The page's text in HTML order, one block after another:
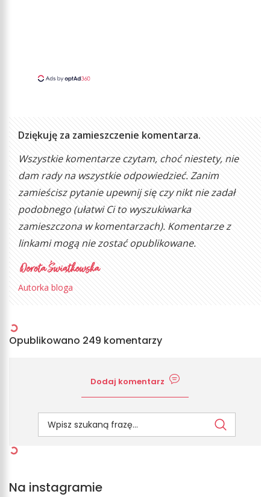
Dziękuję za zamieszczenie komentarza.
Wszystkie komentarze czytam, choć niestety, nie
dam rady na wszystkie odpowiedzieć. Zanim
zamieścisz pytanie upewnij się czy nikt nie zadał
podobnego (ułatwi Ci to wyszukiwarka
zamieszczona w komentarzach). Komentarze z
linkami mogą nie zostać opublikowane.
Autorka bloga
Opublikowano 249 komentarzy
Dodaj komentarz
Na instagramie